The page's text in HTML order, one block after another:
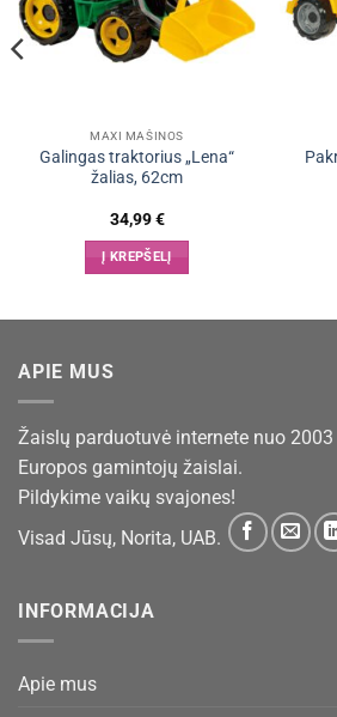
MAXI MAŠINOS
Galingas traktorius „Lena“
žalias, 62cm
34,99€
Į KREPŠELĮ
APIE MUS
Žaislų parduotuvė internete nuo
Europos gamintojų žaislai.
Pildykime vaikų svajones!
Visad Jūsų, Norita, UAB.
INFORMACIJA
Apie mus